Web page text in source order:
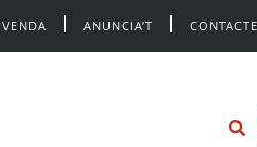
ANUNCIA’T CONTACTE